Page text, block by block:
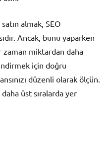
almak, SEO
Ancak, bunu yaparken
zaman miktardan daha
için doğru
düzenli olarak ölçün.
üst sıralarda yer